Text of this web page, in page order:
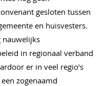
gesloten tussen
en huisvesters.
nauwelijks
in regionaal verband
er in veel regio’s
zogenaamd